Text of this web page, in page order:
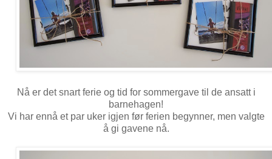
Nå er det snart ferie og tid for sommergave til de ansatt i
barnehagen!
Vi har ennå et par uker igjen før ferien begynner, men valgte
å gi gavene nå.